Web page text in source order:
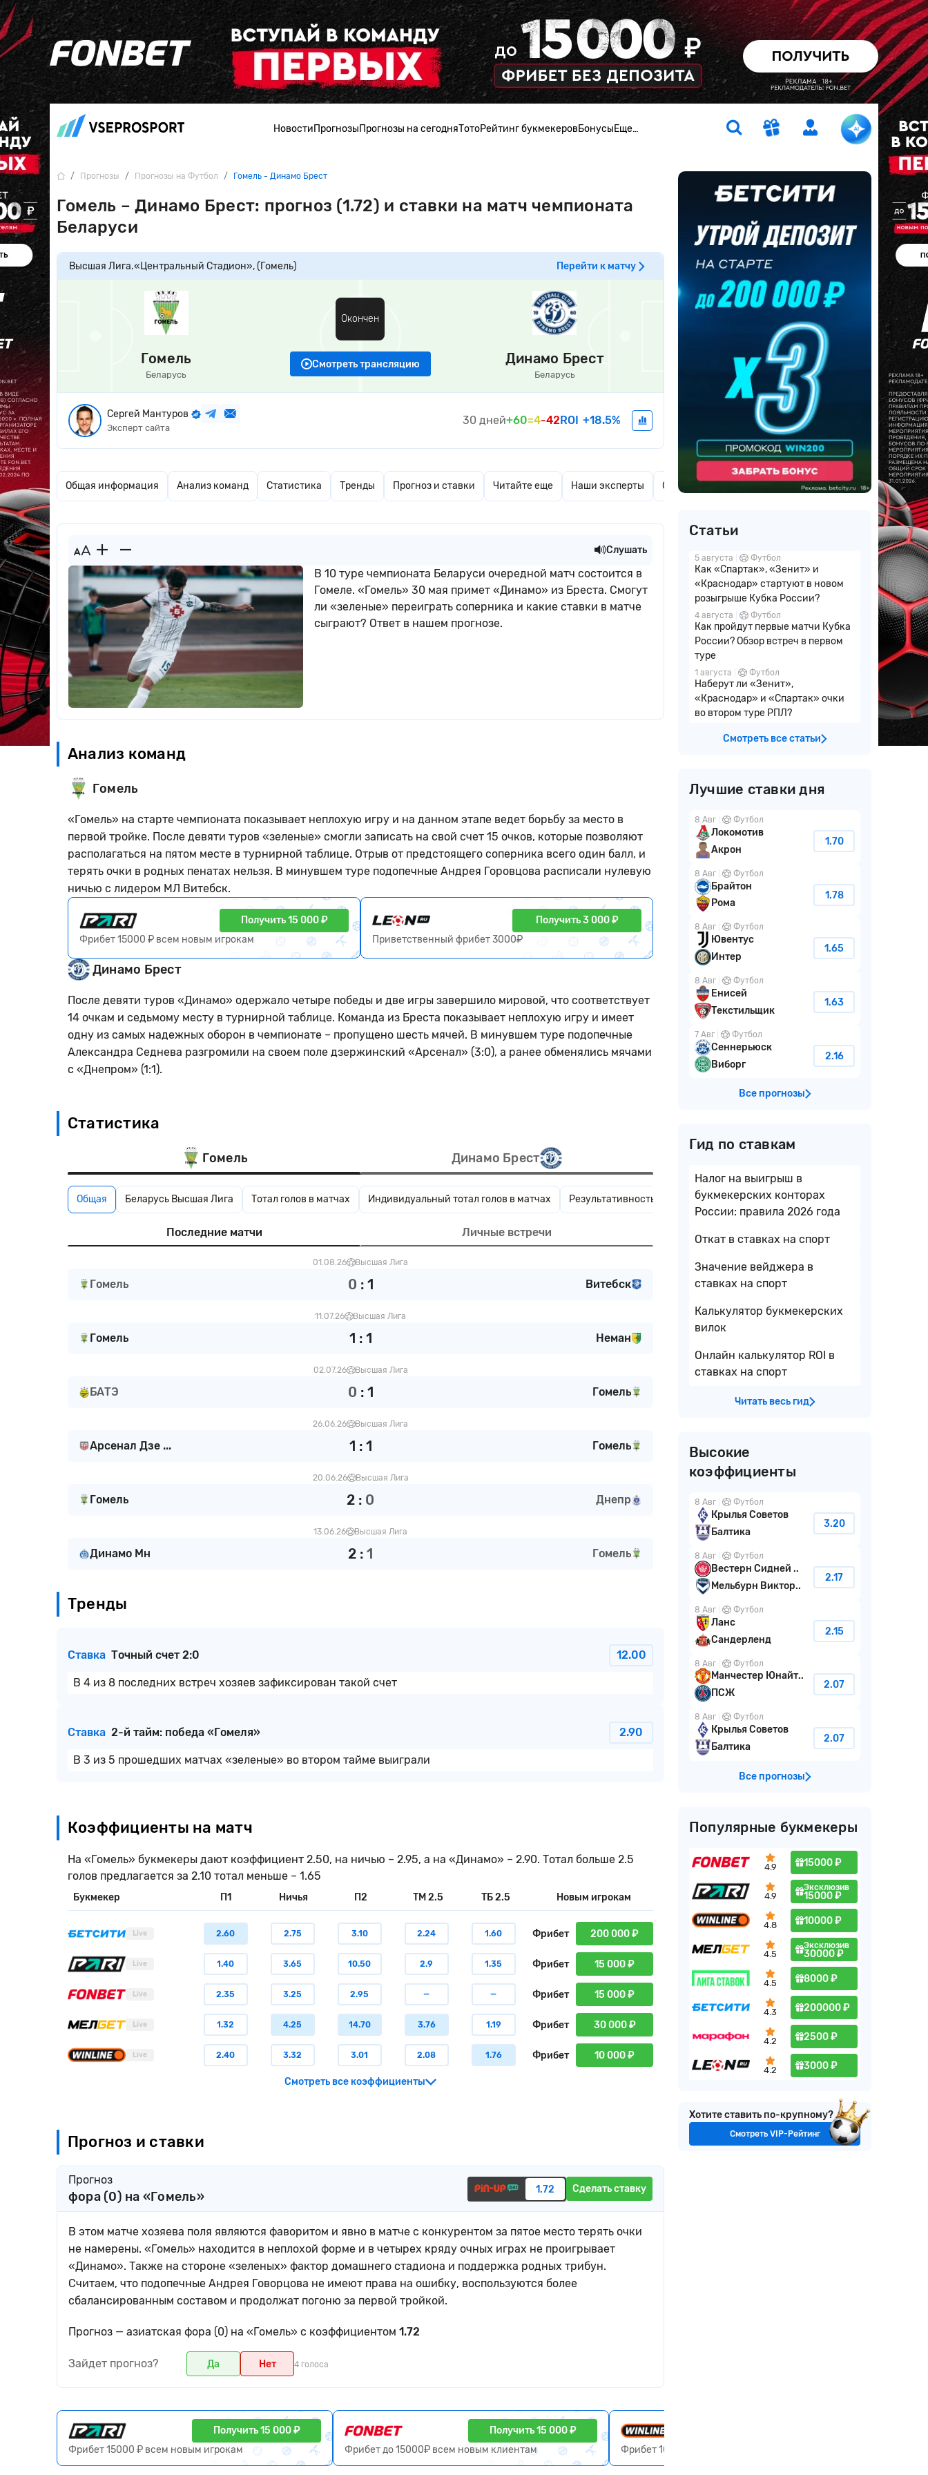
НовостиПрогнозыПрогнозы на сегодняТотоРейтинг букмекеровБонусыЕще…
Гомель – Динамо Брест: прогноз (1.72) и ставки на матч чемпионата
Беларуси
Прогнозы Прогнозы на Футбол Гомель - Динамо Брест
Высшая Лига.«Центральный Стадион», (Гомель) Перейти к матчу
Гомель
Беларусь
Окончен
Динамо Брест
Беларусь
Смотреть трансляцию
Сергей Мантуров
Эксперт сайта
30 дней+60=4-42ROI +18.5%
Общая информация Анализ команд Статистика Тренды Прогноз и ставки Читайте еще Наши эксперты Ставки дня Актуальные новости Комментарии
Слушать
В 10 туре чемпионата Беларуси очередной матч состоится в
Гомеле. «Гомель» 30 мая примет «Динамо» из Бреста. Смогут
ли «зеленые» переиграть соперника и какие ставки в матче
сыграют? Ответ в нашем прогнозе.
Анализ команд
Гомель
«Гомель» на старте чемпионата показывает неплохую игру и на данном этапе ведет борьбу за место в
первой тройке. После девяти туров «зеленые» смогли записать на свой счет 15 очков, которые позволяют
располагаться на пятом месте в турнирной таблице. Отрыв от предстоящего соперника всего один балл, и
терять очки в родных пенатах нельзя. В минувшем туре подопечные Андрея Горовцова расписали нулевую
ничью с лидером МЛ Витебск.
Получить 15 000 ₽
Фрибет 15000 ₽ всем новым игрокам
Получить 3 000 ₽
Приветственный фрибет 3000₽
Динамо Брест
После девяти туров «Динамо» одержало четыре победы и две игры завершило мировой, что соответствует
14 очкам и седьмому месту в турнирной таблице. Команда из Бреста показывает неплохую игру и имеет
одну из самых надежных оборон в чемпионате – пропущено шесть мячей. В минувшем туре подопечные
Александра Седнева разгромили на своем поле дзержинский «Арсенал» (3:0), а ранее обменялись мячами
с «Днепром» (1:1).
Статистика
Гомель Динамо Брест
Общая Беларусь Высшая Лига Тотал голов в матчах Индивидуальный тотал голов в матчах Результативность команд в личных встречах Домашние и гостевые
Последние матчи Личные встречи
01.08.26 Высшая Лига
Гомель 0 : 1 Витебск
11.07.26 Высшая Лига
Гомель 1 : 1 Неман
02.07.26 Высшая Лига
БАТЭ 0 : 1 Гомель
26.06.26 Высшая Лига
Арсенал Дзе ... 1 : 1 Гомель
20.06.26 Высшая Лига
Гомель 2 : 0 Днепр
13.06.26 Высшая Лига
Динамо Мн 2 : 1 Гомель
Тренды
Ставка Точный счет 2:0 12.00
В 4 из 8 последних встреч хозяев зафиксирован такой счет
Ставка 2-й тайм: победа «Гомеля» 2.90
В 3 из 5 прошедших матчах «зеленые» во втором тайме выиграли
Коэффициенты на матч
На «Гомель» букмекеры дают коэффициент 2.50, на ничью – 2.95, а на «Динамо» – 2.90. Тотал больше 2.5
голов предлагается за 2.10 тотал меньше – 1.65
Букмекер П1 Ничья П2 ТМ 2.5 ТБ 2.5 Новым игрокам
Live 2.60 2.75 3.10 2.24 1.60 Фрибет 200 000 ₽
Live 1.40 3.65 10.50 2.9 1.35 Фрибет 15 000 ₽
Live 2.35 3.25 2.95 — — Фрибет 15 000 ₽
Live 1.32 4.25 14.70 3.76 1.19 Фрибет 30 000 ₽
Live 2.40 3.32 3.01 2.08 1.76 Фрибет 10 000 ₽
Смотреть все коэффициенты
Прогноз и ставки
Прогноз
фора (0) на «Гомель» 1.72 Сделать ставку
В этом матче хозяева поля являются фаворитом и явно в матче с конкурентом за пятое место терять очки
не намерены. «Гомель» находится в неплохой форме и в четырех кряду очных играх не проигрывает
«Динамо». Также на стороне «зеленых» фактор домашнего стадиона и поддержка родных трибун.
Считаем, что подопечные Андрея Говорцова не имеют права на ошибку, воспользуются более
сбалансированным составом и продолжат погоню за первой тройкой.
Прогноз — азиатская фора (0) на «Гомель» c коэффициентом 1.72
Зайдет прогноз? Да Нет 4 голоса
Получить 15 000 ₽
Фрибет 15000 ₽ всем новым игрокам
Получить 15 000 ₽
Фрибет до 15000₽ всем новым клиентам
Фрибет 10000₽ всем новым игрокам
Статьи
5 августа Футбол
Как «Спартак», «Зенит» и
«Краснодар» стартуют в новом
розыгрыше Кубка России?
4 августа Футбол
Как пройдут первые матчи Кубка
России? Обзор встреч в первом
туре
1 августа Футбол
Наберут ли «Зенит»,
«Краснодар» и «Спартак» очки
во втором туре РПЛ?
Смотреть все статьи
Лучшие ставки дня
8 Авг Футбол
Локомотив
Акрон
1.70
8 Авг Футбол
Брайтон
Рома
1.78
8 Авг Футбол
Ювентус
Интер
1.65
8 Авг Футбол
Енисей
Текстильщик
1.63
7 Авг Футбол
Сеннерьюск
Виборг
2.16
Все прогнозы
Гид по ставкам
Налог на выигрыш в
букмекерских конторах
России: правила 2026 года
Откат в ставках на спорт
Значение вейджера в
ставках на спорт
Калькулятор букмекерских
вилок
Онлайн калькулятор ROI в
ставках на спорт
Читать весь гид
Высокие
коэффициенты
8 Авг Футбол
Крылья Советов
Балтика
3.20
8 Авг Футбол
Вестерн Сидней ..
Мельбурн Виктор..
2.17
8 Авг Футбол
Ланс
Сандерленд
2.15
8 Авг Футбол
Манчестер Юнайт..
ПСЖ
2.07
8 Авг Футбол
Крылья Советов
Балтика
2.07
Все прогнозы
Популярные букмекеры
4.9 15000 ₽
4.9
Эксклюзив
15000 ₽
4.8 10000 ₽
4.5
Эксклюзив
30000 ₽
4.5 8000 ₽
4.3 200000 ₽
4.2 2500 ₽
4.2 3000 ₽
Хотите ставить по-крупному?
Смотреть VIP-Рейтинг